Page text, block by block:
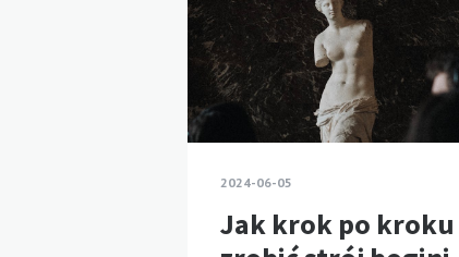
2024-06-05
Jak krok po kroku